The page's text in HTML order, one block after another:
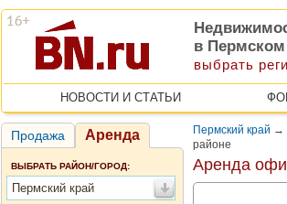
в Пермском
выбрать
НОВОСТИ И СТАТЬИ
Продажа Аренда
ВЫБРАТЬ РАЙОН/ГОРОД:
Пермский край
Пермский край →
районе
Аренда